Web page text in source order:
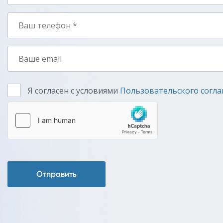
Я согласен с условиями Пользовательского
Отправить